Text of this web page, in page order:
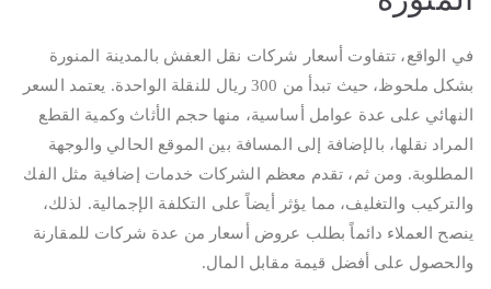
في الواقع، تتفاوت أسعار شركات نقل العفش بالمدينة المنورة
بشكل ملحوظ، حيث تبدأ من 300 ريال للنقلة الواحدة. يعتمد السعر
النهائي على عدة عوامل أساسية، منها حجم الأثاث وكمية القطع
المراد نقلها، بالإضافة إلى المسافة بين الموقع الحالي والوجهة
المطلوبة. ومن ثم، تقدم معظم الشركات خدمات إضافية مثل الفك
والتركيب والتغليف، مما يؤثر أيضاً على التكلفة الإجمالية. لذلك،
ينصح العملاء دائماً بطلب عروض أسعار من عدة شركات للمقارنة
والحصول على أفضل قيمة مقابل المال.